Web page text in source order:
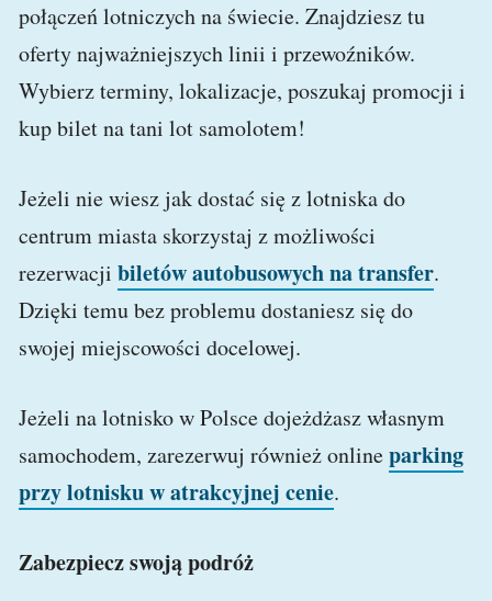
połączeń lotniczych na świecie. Znajdziesz tu
oferty najważniejszych linii i przewoźników.
Wybierz terminy, lokalizacje, poszukaj promocji i
kup bilet na tani lot samolotem!
Jeżeli nie wiesz jak dostać się z lotniska do
centrum miasta skorzystaj z możliwości
rezerwacji biletów autobusowych na transfer.
Dzięki temu bez problemu dostaniesz się do
swojej miejscowości docelowej.
Jeżeli na lotnisko w Polsce dojeżdżasz własnym
samochodem, zarezerwuj również onlineparking
przy lotnisku w atrakcyjnej cenie.
Zabezpiecz swoją podróż